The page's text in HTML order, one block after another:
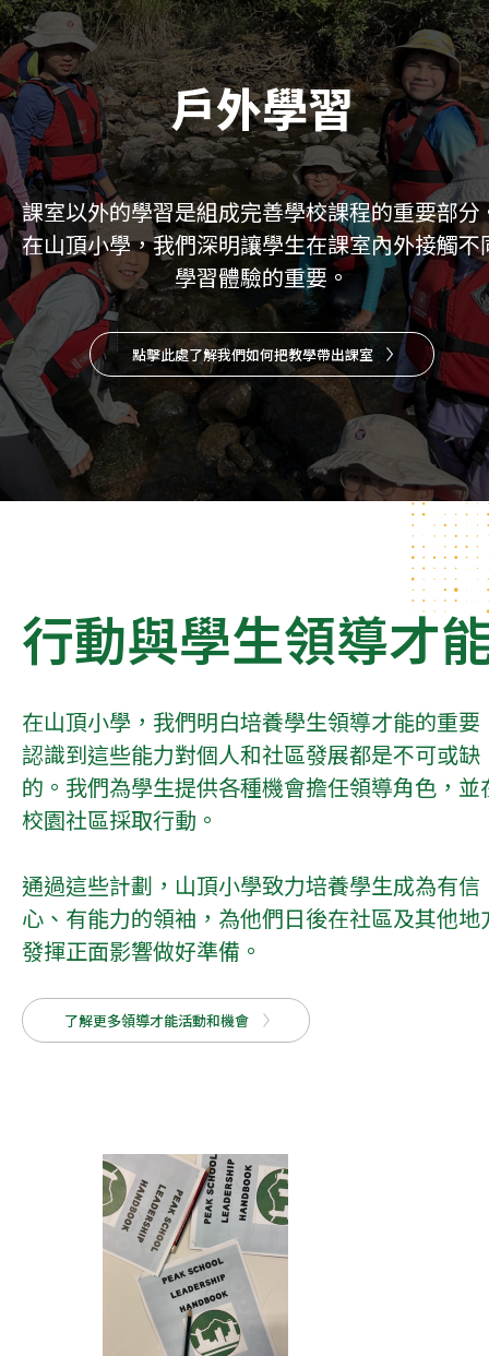
戶外學習
課室以外的學習是組成完善學校課程的重要部分
在山頂小學，我們深明讓學生在課室內外接觸不
學習體驗的重要。
點擊此處了解我們如何把教學帶出課室
行動與學生領導才
在山頂小學，我們明白培養學生領導才能的重要
認識到這些能力對個人和社區發展都是不可或缺
的。我們為學生提供各種機會擔任領導角色，並
校園社區採取行動。
通過這些計劃，山頂小學致力培養學生成為有信
心、有能力的領袖，為他們日後在社區及其他地
發揮正面影響做好準備。
了解更多領導才能活動和機會